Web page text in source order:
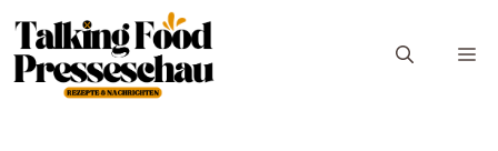
Inhalt
springen